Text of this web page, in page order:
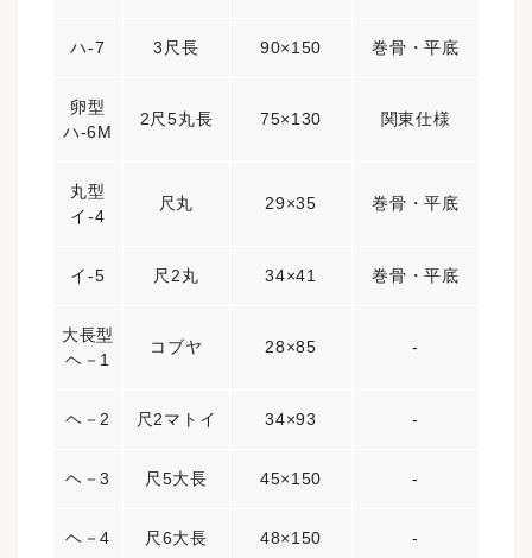
ハ-7 3尺長 90×150 巻骨・平底
卵型
ハ-6M
2尺5丸長 75×130 関東仕様
丸型
イ-4
尺丸 29×35 巻骨・平底
イ-5 尺2丸 34×41 巻骨・平底
大長型
ヘ－1
コブヤ 28×85 -
ヘ－2 尺2マトイ 34×93 -
ヘ－3 尺5大長 45×150 -
ヘ－4 尺6大長 48×150 -